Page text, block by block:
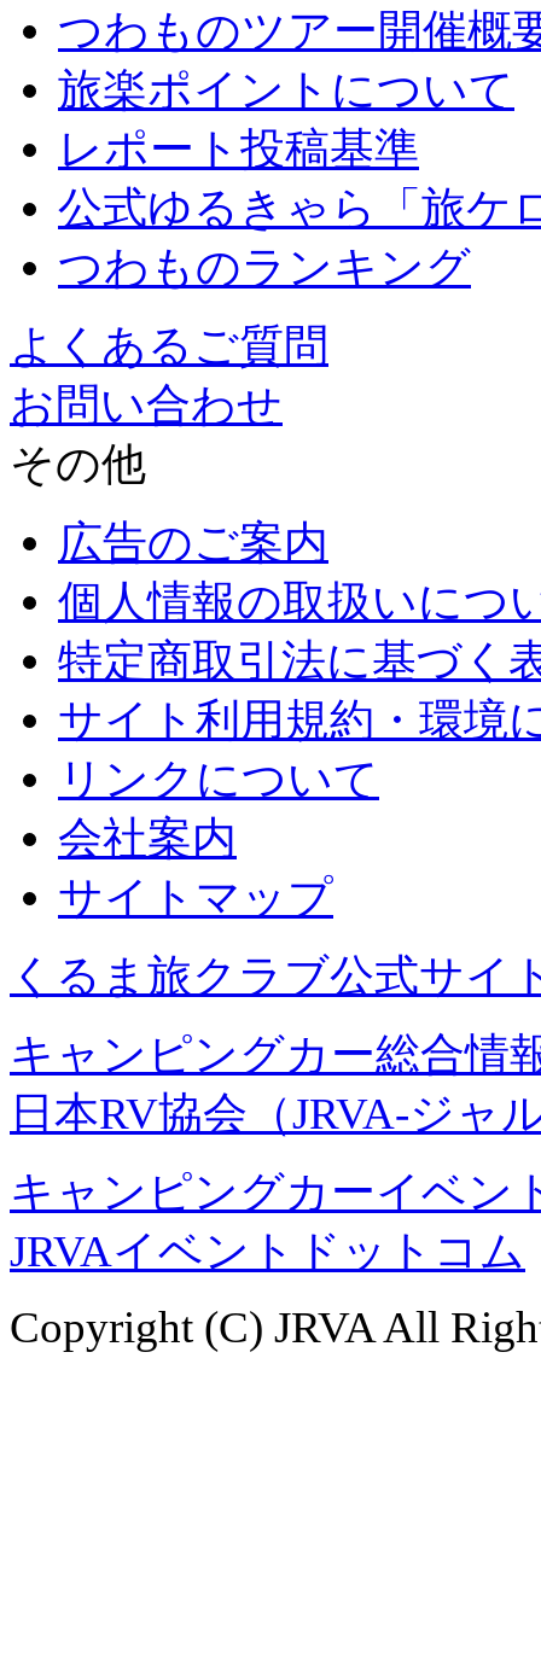
つわものツアー開催概
旅楽ポイントについて
レポート投稿基準
公式ゆるきゃら「旅ケ
つわものランキング
よくあるご質問
お問い合わせ
その他
広告のご案内
個人情報の取扱いにつ
特定商取引法に基づく
サイト利用規約・環境
リンクについて
会社案内
サイトマップ
くるま旅クラブ公式サイ
キャンピングカー総合情
日本RV協会（JRVA-ジャ
キャンピングカーイベン
JRVAイベントドットコム
Copyright (C) JRVA All